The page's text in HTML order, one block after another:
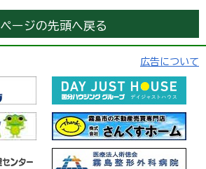
ページの先頭へ戻る
広告について